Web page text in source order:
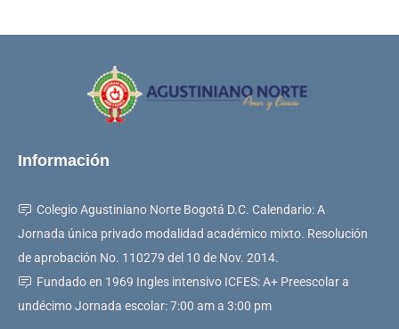
Información
Colegio Agustiniano Norte Bogotá D.C. Calendario: A
Jornada única privado modalidad académico mixto. Resolución
de aprobación No. 110279 del 10 de Nov. 2014.
Fundado en 1969 Ingles intensivo ICFES: A+ Preescolar a
undécimo Jornada escolar: 7:00 am a 3:00 pm